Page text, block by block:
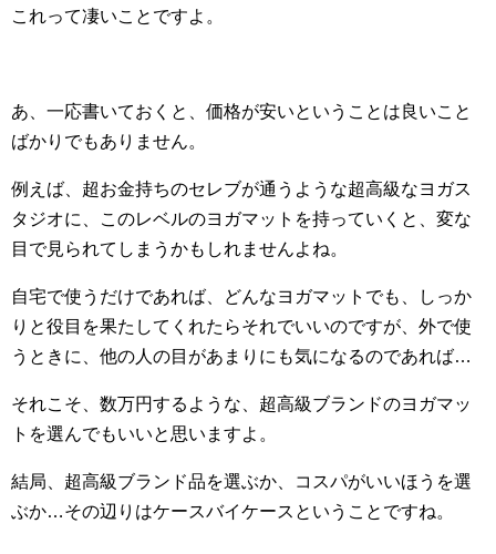
これって凄いことですよ。
あ、一応書いておくと、価格が安いということは良いこと
ばかりでもありません。
例えば、超お金持ちのセレブが通うような超高級なヨガス
タジオに、このレベルのヨガマットを持っていくと、変な
目で見られてしまうかもしれませんよね。
自宅で使うだけであれば、どんなヨガマットでも、しっか
りと役目を果たしてくれたらそれでいいのですが、外で使
うときに、他の人の目があまりにも気になるのであれば…
それこそ、数万円するような、超高級ブランドのヨガマッ
トを選んでもいいと思いますよ。
結局、超高級ブランド品を選ぶか、コスパがいいほうを選
ぶか…その辺りはケースバイケースということですね。